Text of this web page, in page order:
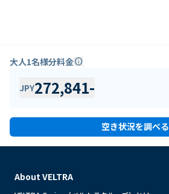
大人1名様分料金info
JPY272,841-
空き状況を調べる
About VELTRA